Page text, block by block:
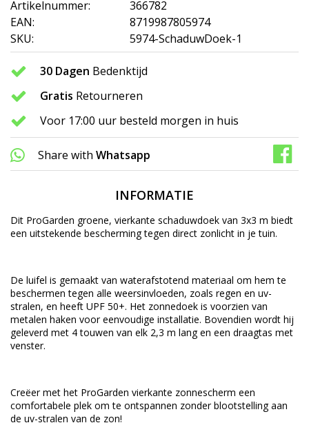
Artikelnummer:
366782
EAN:
8719987805974
SKU:
5974-SchaduwDoek-1
30 Dagen Bedenktijd
Gratis Retourneren
Voor 17:00 uur besteld morgen in huis
Share with Whatsapp
INFORMATIE
Dit ProGarden groene, vierkante schaduwdoek van 3x3 m biedt
een uitstekende bescherming tegen direct zonlicht in je tuin.
De luifel is gemaakt van waterafstotend materiaal om hem te
beschermen tegen alle weersinvloeden, zoals regen en uv-
stralen, en heeft UPF 50+. Het zonnedoek is voorzien van
metalen haken voor eenvoudige installatie. Bovendien wordt hij
geleverd met 4 touwen van elk 2,3 m lang en een draagtas met
venster.
Creëer met het ProGarden vierkante zonnescherm een
comfortabele plek om te ontspannen zonder blootstelling aan
de uv-stralen van de zon!